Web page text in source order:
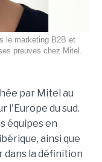
le marketing B2B et
preuves chez Mitel.
par Mitel au
l'Europe du sud.
équipes en
ainsi que
dans la définition